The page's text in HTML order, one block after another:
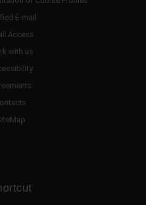
E-mail
Access
with us